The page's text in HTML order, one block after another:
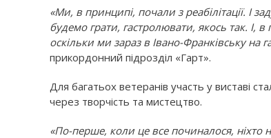
«Ми, в принципі, почали з реабілітації. І
будемо грати, гастролювати, якось так. І,
оскільки ми зараз в Івано-Франківську на
прикордонний підрозділ «Гарт».
Для багатьох ветеранів участь у виставі
через творчість та мистецтво.
«По-перше, коли це все починалося, ніхто